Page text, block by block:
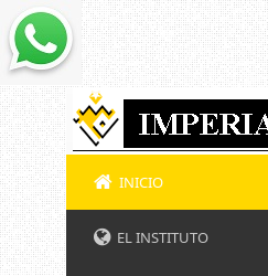
INICIO
EL INSTITUTO